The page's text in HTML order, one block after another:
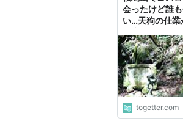
会ったけど誰
い…天狗の仕
togetter.com